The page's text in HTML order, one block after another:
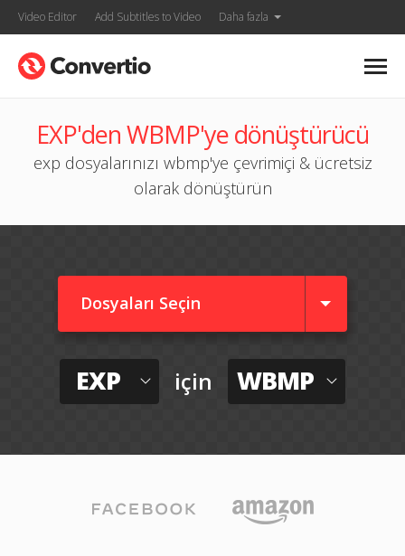
Video Editor Add Subtitles to Video Daha fazla
EXP'den WBMP'ye dönüştürücü
exp dosyalarınızı wbmp'ye çevrimiçi & ücretsiz
olarak dönüştürün
Dosyaları Seçin
EXP için WBMP